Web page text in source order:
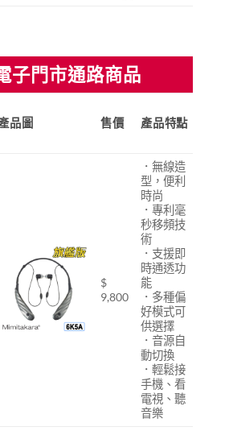
子門市通路商品
品圖 售價 產品特點
$
9,800
．無線造
型，便利
時尚
．專利毫
秒移頻技
術
．支援即
時通透功
能
．多種偏
好模式可
供選擇
．音源自
動切換
．輕鬆接
手機、看
電視、聽
音樂